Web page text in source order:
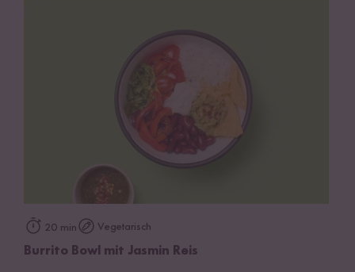
20 min Vegetarisch
Burrito Bowl mit Jasmin Reis